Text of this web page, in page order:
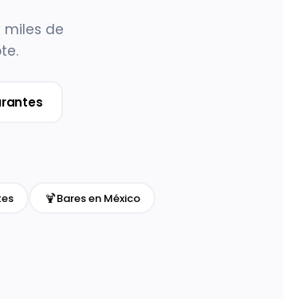
miles de
🍹Bares en México